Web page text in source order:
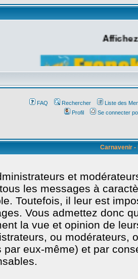
FAQ Rechercher
Liste des
Profil
Se connecter
Carnavenir -
et
les messages à
Toutefois, il leur est
Vous admettez donc
la vue et opinion de
ou modérateurs,
par eux-même) et par